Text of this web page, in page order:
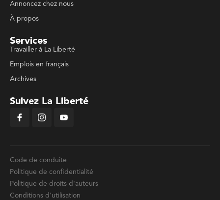
Annoncez chez nous
À propos
Services
Travailler à La Liberté
Emplois en français
Archives
Suivez La Liberté
Code de conduite
Politique de confidentialité
Politique de droits d'auteurs
Conditions d'utilisation